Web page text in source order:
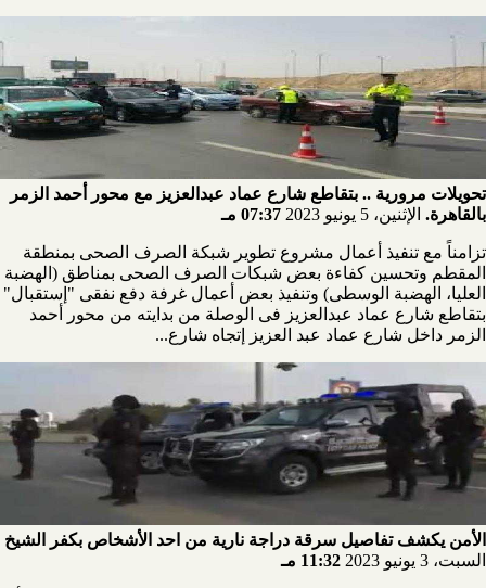
تحويلات مرورية .. بتقاطع شارع عماد عبدالعزيز مع محور أحمد الزمر
بالقاهرة. الإثنين، 5 يونيو 2023 07:37 مـ
تزامناً مع تنفيذ أعمال مشروع تطوير شبكة الصرف الصحى بمنطقة
المقطم وتحسين كفاءة بعض شبكات الصرف الصحى بمناطق (الهضبة
العليا، الهضبة الوسطى) وتنفيذ بعض أعمال غرفة دفع نفقى "إستقبال"
بتقاطع شارع عماد عبدالعزيز فى الوصلة من بدايته من محور أحمد
الزمر داخل شارع عماد عبد العزيز إتجاه شارع...
الأمن يكشف تفاصيل سرقة دراجة نارية من احد الأشخاص بكفر الشيخ
السبت، 3 يونيو 2023
11:32 مـ